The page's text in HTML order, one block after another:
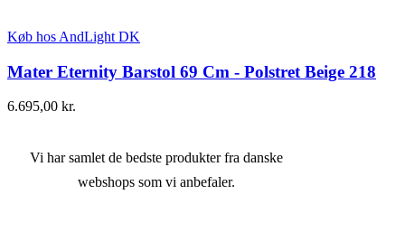
Køb hos AndLight DK
Mater Eternity Barstol 69 Cm - Polstret Beige 218
6.695,00 kr.
Vi har samlet de bedste produkter fra danske
webshops som vi anbefaler.